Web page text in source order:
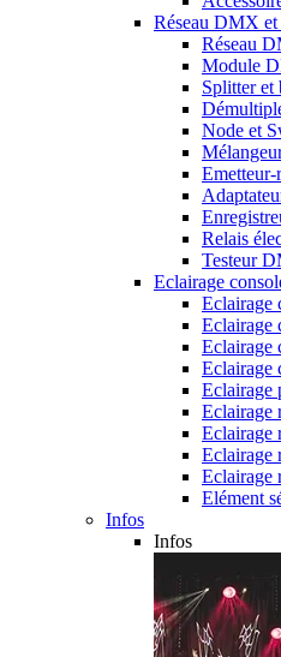
Réseau DMX
Réseau
Module
Splitter
Node et
Relais
Testeur
Eclairage
Eclairage
Eclairage
Eclairage
Eclairage
Eclairage
Eclairage
Eclairage
Eclairage
Eclairage
Elément
Infos
Infos